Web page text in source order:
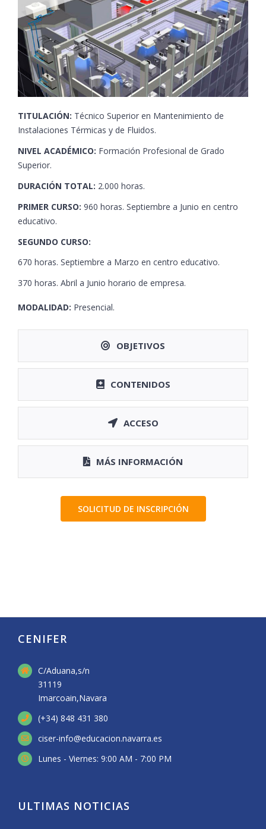
TITULACIÓN: Técnico Superior en Mantenimiento de
Instalaciones Térmicas y de Fluidos.
NIVEL ACADÉMICO: Formación Profesional de Grado
Superior.
DURACIÓN TOTAL: 2.000 horas.
PRIMER CURSO: 960 horas. Septiembre a Junio en centro
educativo.
SEGUNDO CURSO:
670 horas. Septiembre a Marzo en centro educativo.
370 horas. Abril a Junio horario de empresa.
MODALIDAD: Presencial.
OBJETIVOS
CONTENIDOS
ACCESO
MÁS INFORMACIÓN
SOLICITUD DE INSCRIPCIÓN
CENIFER
C/Aduana,s/n
31119
Imarcoain,Navara
(+34) 848 431 380
ciser-info@educacion.navarra.es
Lunes - Viernes: 9:00 AM - 7:00 PM
ULTIMAS NOTICIAS